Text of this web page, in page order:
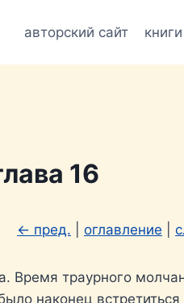
авторский сайт книги
16
← пред. оглавление
Время траурного
наконец